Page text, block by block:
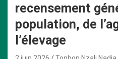
recensement
population, de
l’élevage